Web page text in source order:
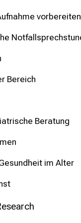
vorbereiten
Bereich
Beratung
im Alter